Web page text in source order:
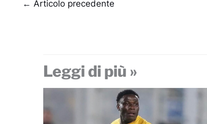
← Articolo precedente
Leggi di più »